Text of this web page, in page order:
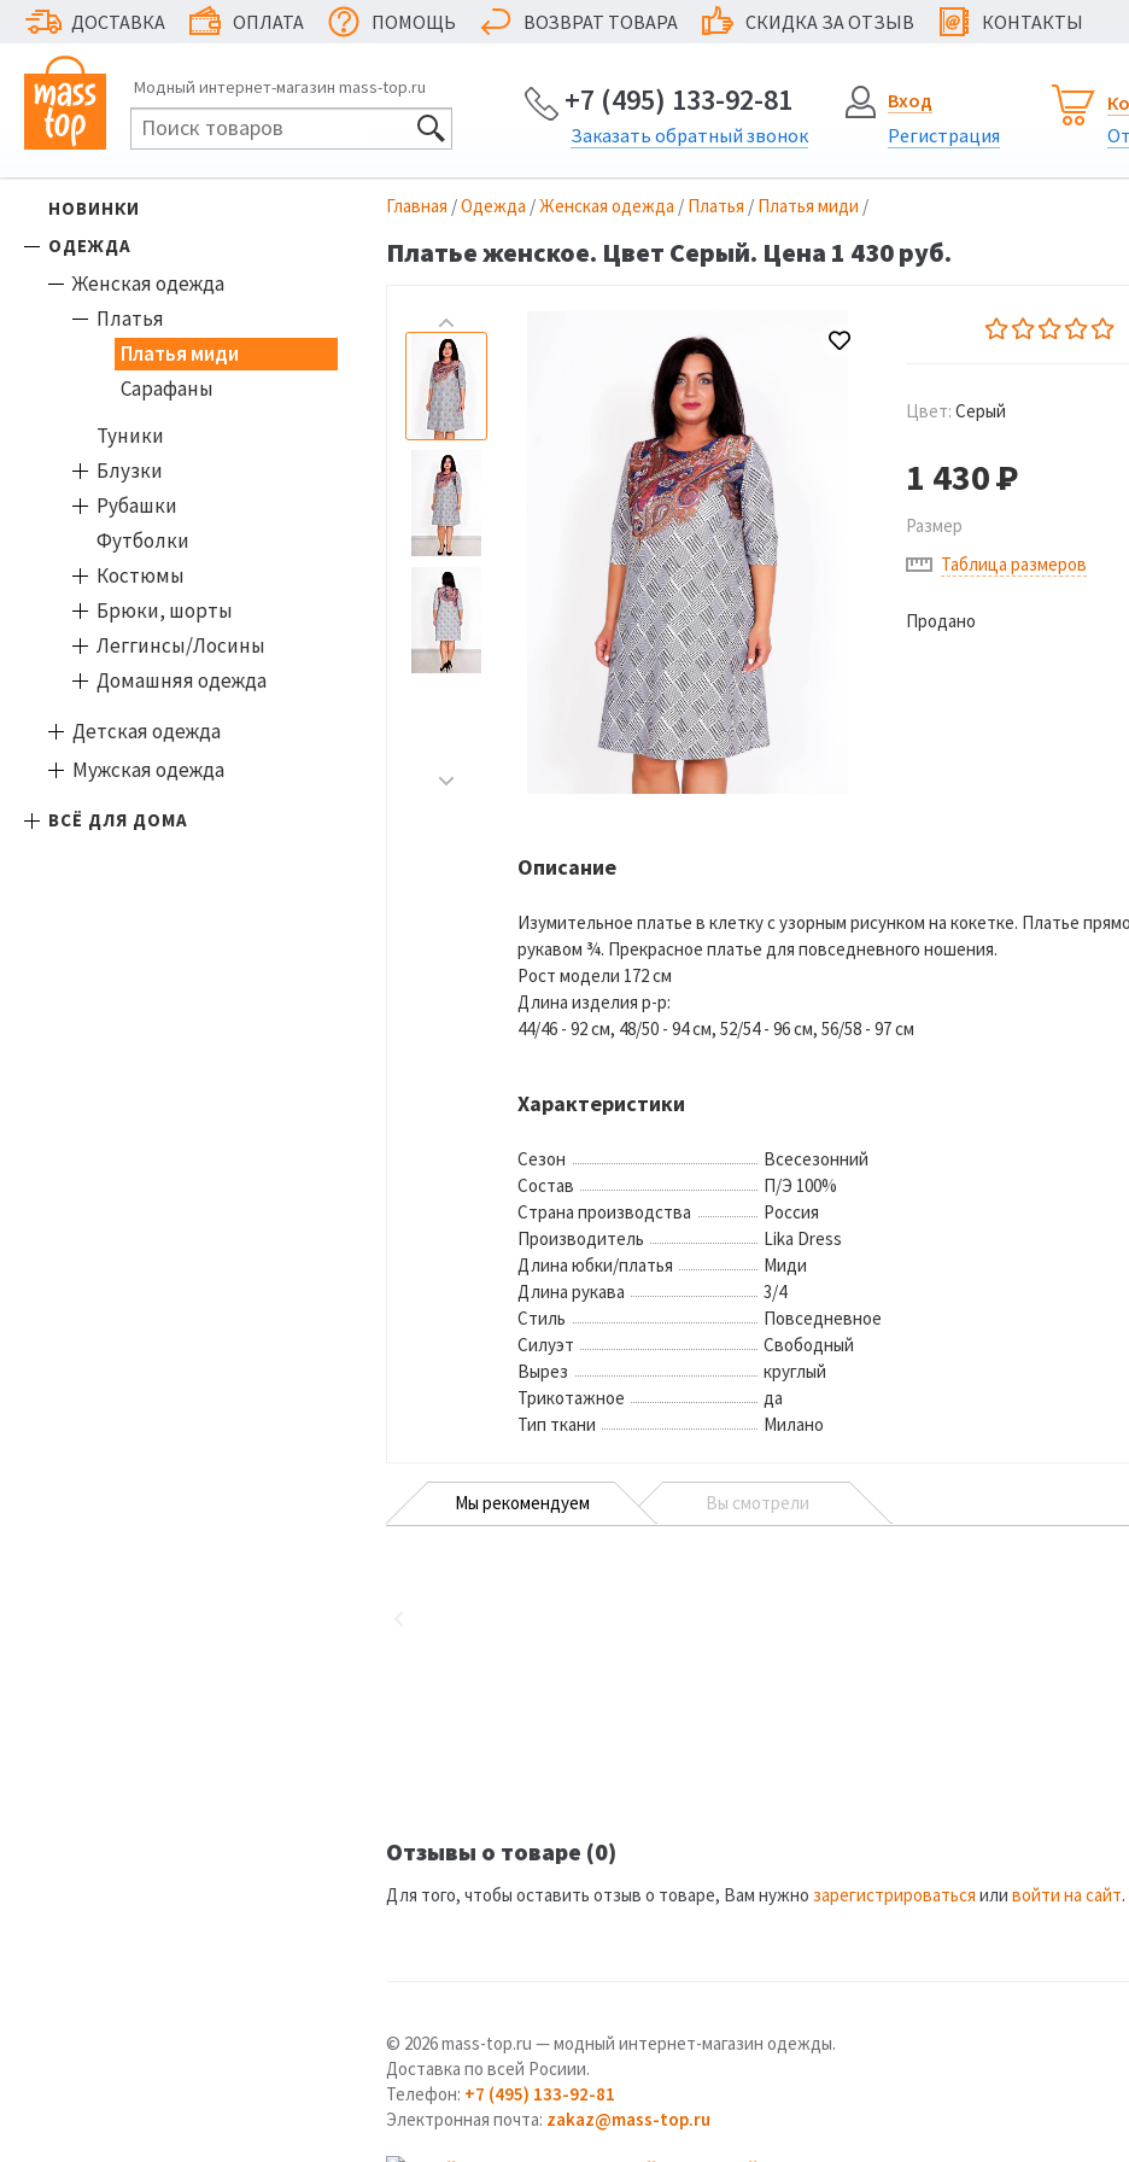
ДОСТАВКА ОПЛАТА ПОМОЩЬ ВОЗВРАТ ТОВАРА СКИДКА ЗА ОТЗЫВ @ КОНТАКТЫ
Модный интернет-магазин mass-top.ru +7 (495) 133-92-81
Заказать обратный звонок
Вход
Регистрация
НОВИНКИ
ОДЕЖДА
Женская одежда
Платья
Платья миди
Сарафаны
Туники
Блузки
Рубашки
Футболки
Костюмы
Брюки, шорты
Леггинсы/Лосины
Домашняя одежда
Детская одежда
Мужская одежда
ВСЁ ДЛЯ ДОМА
Главная /Одежда /Женская одежда / Платья / Платья миди /
Платье женское. Цвет Серый. Цена 1 430 руб.
Цвет: Серый
1 430Р
Размер
Таблица размеров
Продано
Описание
Изумительное платье в клетку с узорным рисунком на кокетке. Платье
рукавом ¾. Прекрасное платье для повседневного ношения.
Рост модели 172 см
Длина изделия р-р:
44/46 - 92 см, 48/50 - 94 см, 52/54 - 96 см, 56/58 - 97 см
Характеристики
Сезон
Всесезонний
Состав
П/Э 100%
Страна производства
Россия
Производитель
Lika Dress
Длина юбки/платья
Миди
Длина рукава
3/4
Стиль
Повседневное
Силуэт
Свободный
Вырез
круглый
Трикотажное
да
Тип ткани
Милано
Мы рекомендуем Вы смотрели
Отзывы о товаре (0)
Для того, чтобы оставить отзыв о товаре, Вам нужно зарегистрироваться или войти на сайт.
© 2026 mass-top.ru — модный интернет-магазин одежды.
Доставка по всей Росиии.
Телефон: +7 (495) 133-92-81
Электронная почта: zakaz@mass-top.ru